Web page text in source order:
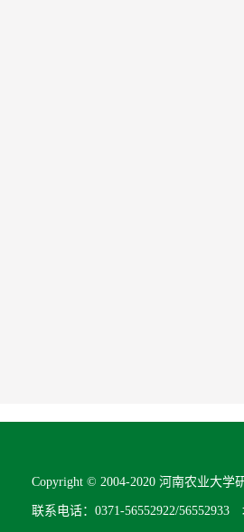
Copyright © 2004-2020 河南农业大
联系电话：0371-56552922/